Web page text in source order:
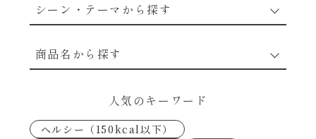
シーン・テーマから探す
なんでも南蛮
商品名から探す
あえるハコネーゼトマトバジル
人気のキーワード
ヘルシー（150kcal以下）